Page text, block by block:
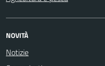
NOVITÀ
Notizie